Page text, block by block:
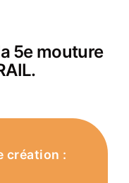
5e mouture
création :